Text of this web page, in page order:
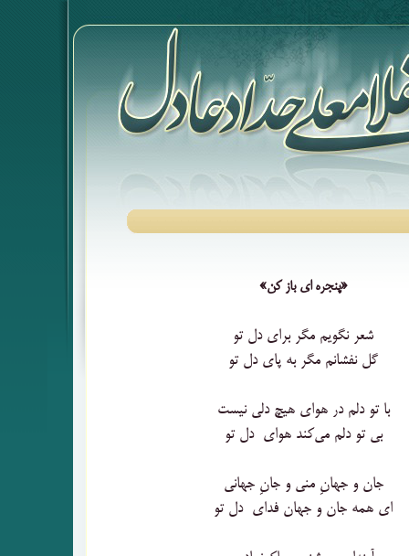
«پنجره ای باز کن»
شعر نگویم مگر برای دل تو
گل نفشانم مگر به پای دل تو
با تو دلم در هوای هیچ دلی نیست
بی تو دلم می‌کند هوای دل تو
جان و جهانِ منی و جانِ جهانی
ای همه جان و جهان فدای دل تو